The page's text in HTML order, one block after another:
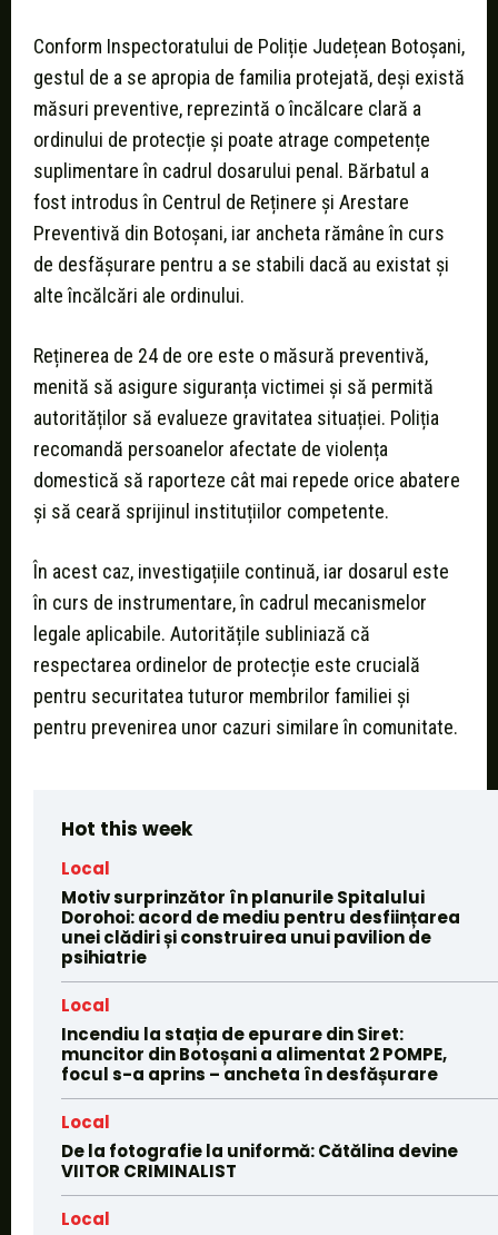
Conform Inspectoratului de Poliție Județean Botoșani,
gestul de a se apropia de familia protejată, deși există
măsuri preventive, reprezintă o încălcare clară a
ordinului de protecție și poate atrage competențe
suplimentare în cadrul dosarului penal. Bărbatul a
fost introdus în Centrul de Reținere și Arestare
Preventivă din Botoșani, iar ancheta rămâne în curs
de desfășurare pentru a se stabili dacă au existat și
alte încălcări ale ordinului.
Reținerea de 24 de ore este o măsură preventivă,
menită să asigure siguranța victimei și să permită
autorităților să evalueze gravitatea situației. Poliția
recomandă persoanelor afectate de violența
domestică să raporteze cât mai repede orice abatere
și să ceară sprijinul instituțiilor competente.
În acest caz, investigațiile continuă, iar dosarul este
în curs de instrumentare, în cadrul mecanismelor
legale aplicabile. Autoritățile subliniază că
respectarea ordinelor de protecție este crucială
pentru securitatea tuturor membrilor familiei și
pentru prevenirea unor cazuri similare în comunitate.
Hot this week
Local
Motiv surprinzător în planurile Spitalului
Dorohoi: acord de mediu pentru desființarea
unei clădiri și construirea unui pavilion de
psihiatrie
Local
Incendiu la stația de epurare din Siret:
muncitor din Botoșani a alimentat 2 POMPE,
focul s-a aprins – ancheta în desfășurare
Local
De la fotografie la uniformă: Cătălina devine
VIITOR CRIMINALIST
Local